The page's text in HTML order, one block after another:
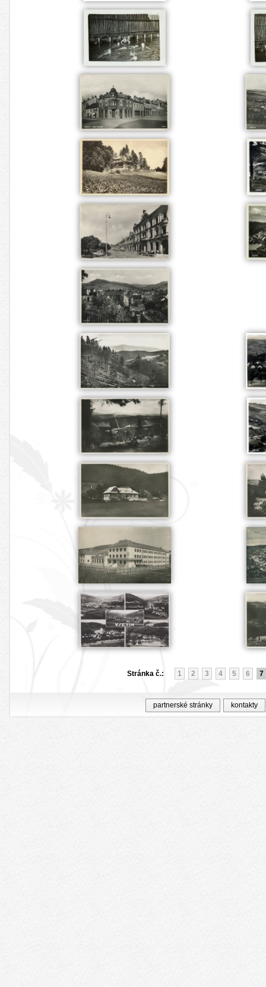
Stránka č.: 1 2 3 4 5 6 7
partnerské stránky kontakty